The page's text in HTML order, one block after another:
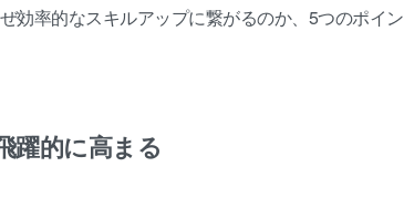
効率的なスキルアップに繋がるのか、5つのポイン
躍的に高まる